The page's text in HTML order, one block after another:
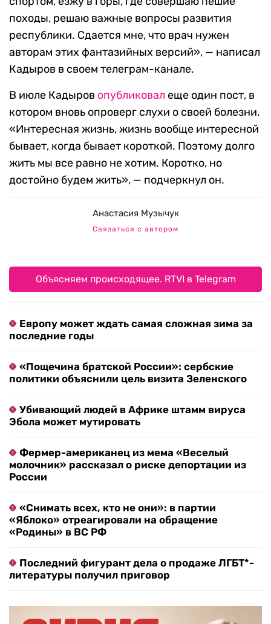
походы, решаю важные вопросы развития
республики. Сдается мне, что врач нужен
авторам этих фантазийных версий», — написал
Кадыров в своем телеграм-канале.
В июле Кадыров опубликовал еще один пост, в
котором вновь опроверг слухи о своей болезни.
«Интересная жизнь, жизнь вообще интересной
бывает, когда бывает короткой. Поэтому долго
жить мы все равно не хотим. Коротко, но
достойно будем жить», — подчеркнул он.
Анастасия Музычук
Связаться с автором
Объясняем происходящее. RTVI в Telegram
Европу может ждать самая сложная зима за
последние годы
«Пощечина братской России»: сербские
политики объяснили цель визита Зеленского
Убивающий людей в Африке штамм вируса
Эбола может мутировать
Фермер-американец из мема «Веселый
молочник» рассказал о риске депортации из
России
«Снимать всех, кто не они»: в партии
«Яблоко» отреагировали на обращение
«Родины» в ВС РФ
Последний фигурант дела о продаже ЛГБТ*-
литературы получил приговор